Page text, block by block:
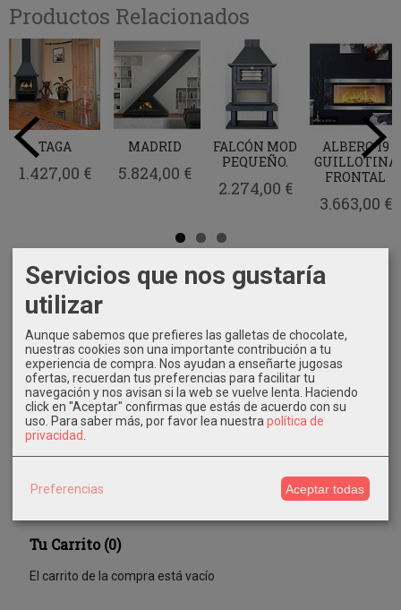
Marcas
Costes de Envío
Consultar Destinos
Tu Carrito (0)
El carrito de la compra está vacío
Productos Relacionados
TAGA
1.427,00 €
MADRID
5.824,00 €
FALCÓN MOD
PEQUEÑO.
2.274,00 €
ALBERO 19
GUILLOTINA
FRONTAL
3.663,00 €
Servicios que nos gustaría
utilizar
Aunque sabemos que prefieres las galletas de chocolate,
nuestras cookies son una importante contribución a tu
experiencia de compra. Nos ayudan a enseñarte jugosas
ofertas, recuerdan tus preferencias para facilitar tu
navegación y nos avisan si la web se vuelve lenta. Haciendo
click en "Aceptar" confirmas que estás de acuerdo con su
uso. Para saber más, por favor lea nuestra política de
privacidad
Preferencias Aceptar todas